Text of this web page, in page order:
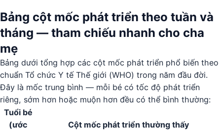
Bảng cột mốc phát triển theo tuần và
tháng — tham chiếu nhanh cho cha
mẹ
Bảng dưới tổng hợp các cột mốc phát triển phổ biến theo
chuẩn Tổ chức Y tế Thế giới (WHO) trong năm đầu đời.
Đây là mốc trung bình — mỗi bé có tốc độ phát triển
riêng, sớm hơn hoặc muộn hơn đều có thể bình thường:
Tuổi bé
(ước
Cột mốc phát triển thường thấy